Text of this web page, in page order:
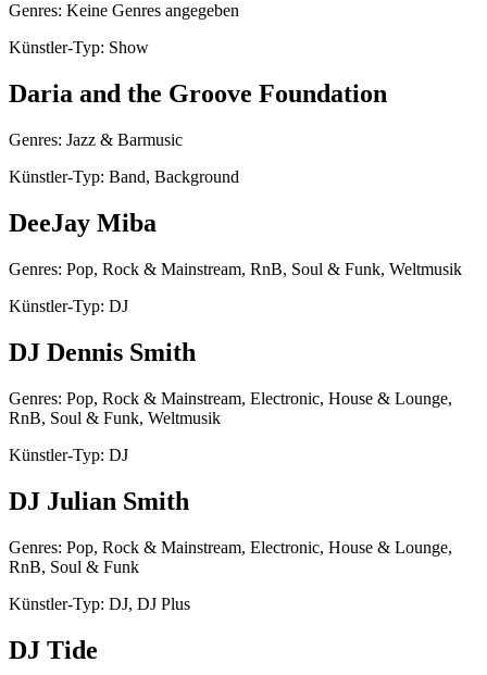
Genres: Keine Genres angegeben
Künstler-Typ: Show
Daria and the Groove Foundation
Genres: Jazz & Barmusic
Künstler-Typ: Band, Background
DeeJay Miba
Genres: Pop, Rock & Mainstream, RnB, Soul & Funk, Weltmusik
Künstler-Typ: DJ
DJ Dennis Smith
Genres: Pop, Rock & Mainstream, Electronic, House & Lounge,
RnB, Soul & Funk, Weltmusik
Künstler-Typ: DJ
DJ Julian Smith
Genres: Pop, Rock & Mainstream, Electronic, House & Lounge,
RnB, Soul & Funk
Künstler-Typ: DJ, DJ Plus
DJ Tide